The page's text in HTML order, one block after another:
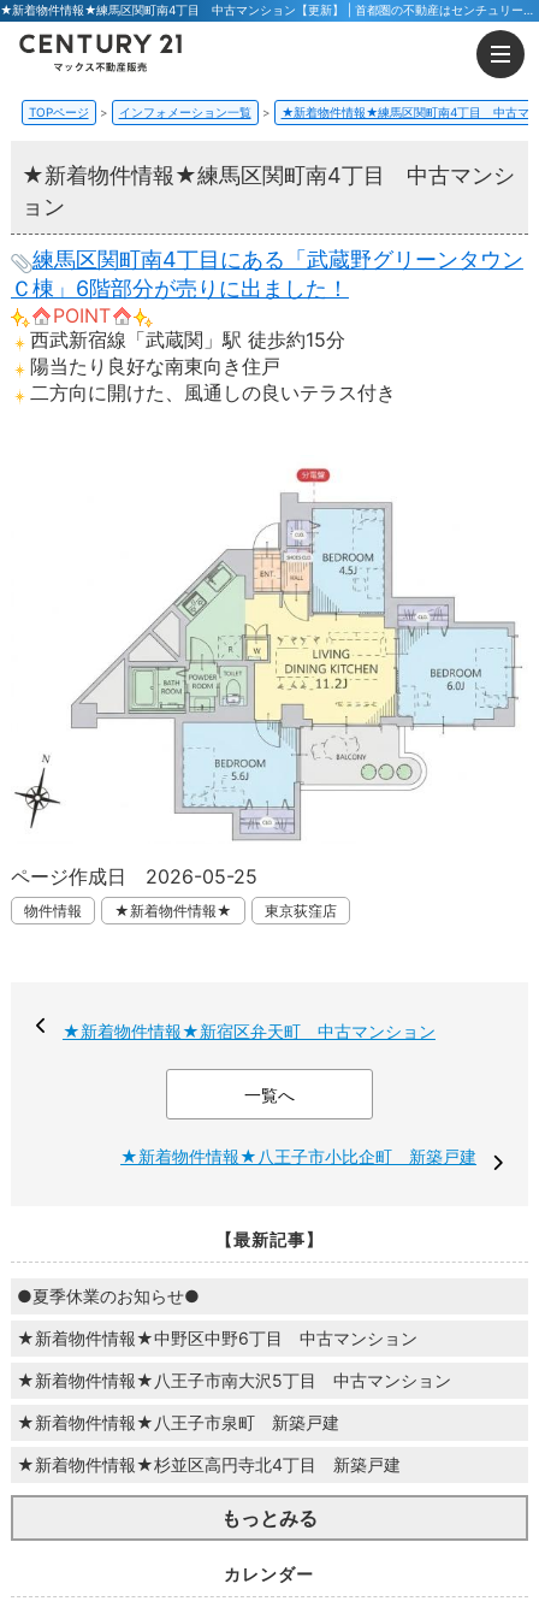
TOPページ インフォメーション一覧 ★新着物件情報★練馬区関町南4丁目 中古マ
★新着物件情報★練馬区関町南4丁目 中古マンシ
ョン
練馬区関町南4丁目にある「武蔵野グリーンタウン
Ｃ棟」6階部分が売りに出ました！
POINT
西武新宿線「武蔵関」駅 徒歩約15分
陽当たり良好な南東向き住戸
二方向に開けた、風通しの良いテラス付き
ページ作成日 2026-05-25
物件情報 ★新着物件情報★ 東京荻窪店
★新着物件情報★新宿区弁天町 中古マンション
一覧へ
★新着物件情報★八王子市小比企町 新築戸建
【最新記事】
●夏季休業のお知らせ●
★新着物件情報★中野区中野6丁目 中古マンション
★新着物件情報★八王子市南大沢5丁目 中古マンション
★新着物件情報★八王子市泉町 新築戸建
★新着物件情報★杉並区高円寺北4丁目 新築戸建
もっとみる
カレンダー